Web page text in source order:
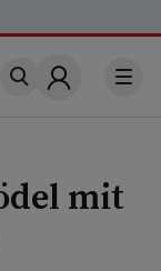
Account
mit